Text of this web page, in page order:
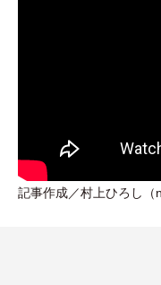
記事作成／村上ひろし （